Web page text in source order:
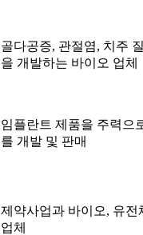
골다공증, 관절염, 치주
을 개발하는 바이오 업체
임플란트 제품을 주력으
를 개발 및 판매
제약사업과 바이오, 유
업체